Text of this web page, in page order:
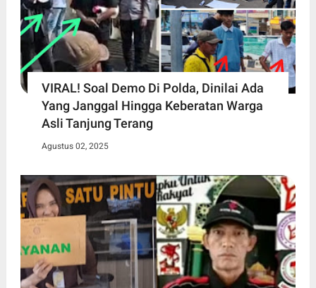
VIRAL! Soal Demo Di Polda, Dinilai Ada
Yang Janggal Hingga Keberatan Warga
Asli Tanjung Terang
Agustus 02, 2025